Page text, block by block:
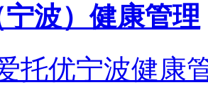
波）健康管理
托优宁波健康